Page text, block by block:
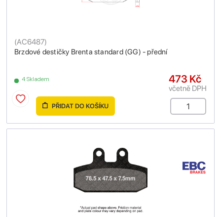
Brzdové destičky Brenta standard (GG) - přední
(AC6487)
4 Skladem 473 Kč
včetně DPH
PŘIDAT DO KOŠÍKU